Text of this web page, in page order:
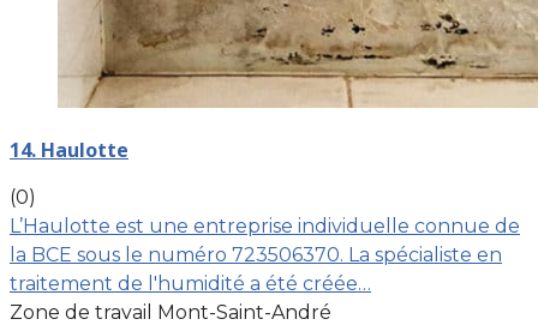
14. Haulotte
(0)
L’Haulotte est une entreprise individuelle connue de
la BCE sous le numéro 723506370. La spécialiste en
traitement de l'humidité a été créée…
Zone de travail Mont-Saint-André